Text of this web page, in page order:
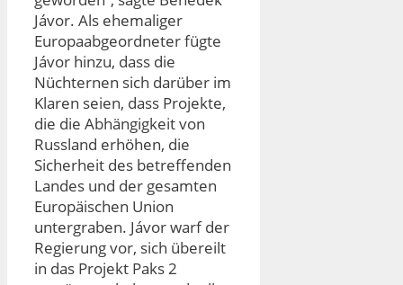
Jávor. Als ehemaliger
Europaabgeordneter fügte
Jávor hinzu, dass die
Nüchternen sich darüber im
Klaren seien, dass Projekte,
die die Abhängigkeit von
Russland erhöhen, die
Sicherheit des betreffenden
Landes und der gesamten
Europäischen Union
untergraben. Jávor warf der
Regierung vor, sich übereilt
in das Projekt Paks 2